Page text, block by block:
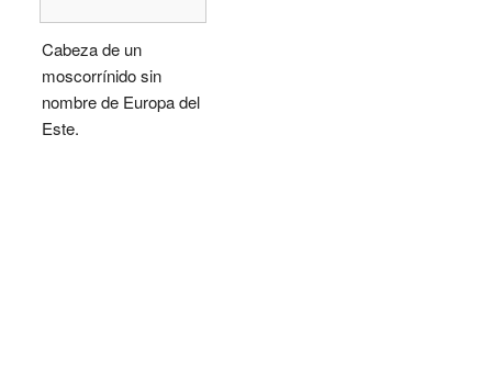
Cabeza de un
moscorrínido sin
nombre de Europa del
Este.